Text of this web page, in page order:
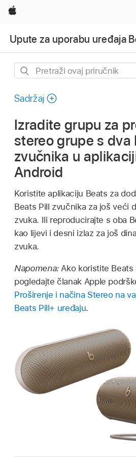
Apple
Upute za uporabu uređaja
Pretraži
priručnik
Sadržaj
Izradite grupu za
stereo grupe s dva
zvučnika u
Android
Koristite aplikaciju Beats za
Beats Pill zvučnika za još veći
zvuka. Ili reproducirajte s oba
kao lijevi i desni izlaz za još
zvuka.
Napomena:Ako koristite
pogledajte članak Apple
Proširenje i načina Stereo na
Beats Pill+ uređaju.